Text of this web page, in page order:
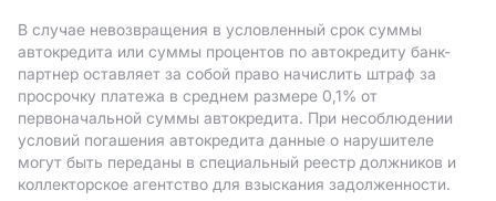
В случае невозвращения в условленный срок суммы
автокредита или суммы процентов по автокредиту банк-
партнер оставляет за собой право начислить штраф за
просрочку платежа в среднем размере 0,1% от
первоначальной суммы автокредита. При несоблюдении
условий погашения автокредита данные о нарушителе
могут быть переданы в специальный реестр должников и
коллекторское агентство для взыскания задолженности.